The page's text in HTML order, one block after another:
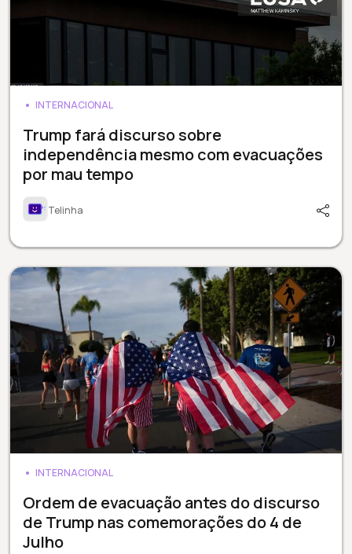
INTERNACIONAL
Trump fará discurso sobre
independência mesmo com evacuações
por mau tempo
Telinha
INTERNACIONAL
Ordem de evacuação antes do discurso
de Trump nas comemorações do 4 de
Julho